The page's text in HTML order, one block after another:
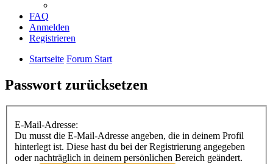
FAQ
Anmelden
Registrieren
Startseite Forum Start
Passwort zurücksetzen
E-Mail-Adresse:
Du musst die E-Mail-Adresse angeben, die in deinem Profil
hinterlegt ist. Diese hast du bei der Registrierung angegeben
oder nachträglich in deinem persönlichen Bereich geändert.